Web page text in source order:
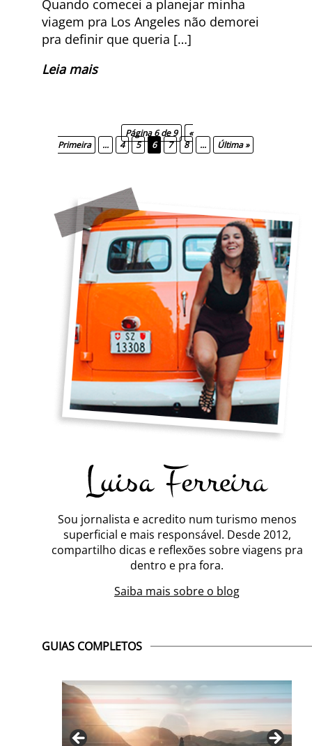
Quando comecei a planejar minha
viagem pra Los Angeles não demorei
pra definir que queria […]
Leia mais
Página 6 de 9
«
Primeira
... 4 5 6 7 8 ... Última »
Sou jornalista e acredito num turismo menos
superficial e mais responsável. Desde 2012,
compartilho dicas e reflexões sobre viagens pra
dentro e pra fora.
Saiba mais sobre o blog
GUIAS COMPLETOS